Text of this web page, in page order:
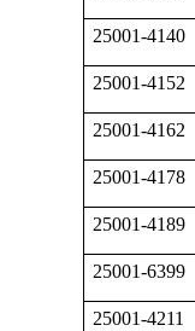
25001-4140
25001-4152
25001-4162
25001-4178
25001-4189
25001-6399
25001-4211